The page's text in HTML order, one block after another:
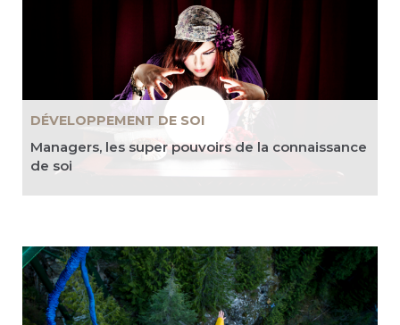
DÉVELOPPEMENT DE SOI
Managers, les super pouvoirs de la connaissance
de soi